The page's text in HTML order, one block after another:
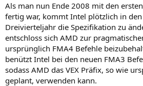
Als man nun Ende 2008 mit den
fertig war, kommt Intel plötzlich in den
Dreivierteljahr die Spezifikation zu
entschloss sich AMD zur
ursprünglich FMA4 Befehle
benützt Intel bei den neuen FMA3
sodass AMD das VEX Präfix, so wie
geplant, verwenden kann.